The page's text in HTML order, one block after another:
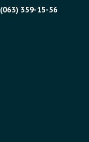
(063) 359-15-56